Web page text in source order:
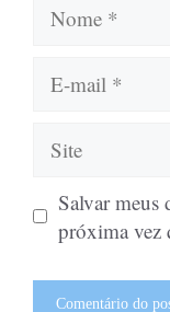
mail
Salvar meus
próxima vez